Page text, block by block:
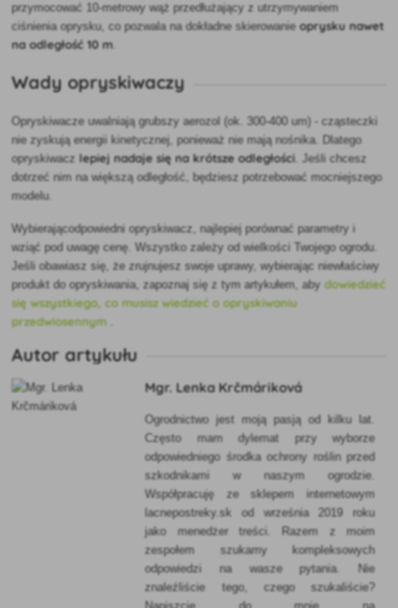
przymocować 10-metrowy wąż przedłużający z utrzymywaniem
ciśnienia oprysku, co pozwala na dokładne skierowanieoprysku nawet
na odległość 10 m.
Wady opryskiwaczy
Opryskiwacze uwalniają grubszy aerozol (ok. 300-400 um) - cząsteczki
nie zyskują energii kinetycznej, ponieważ nie mają nośnika. Dlatego
opryskiwaczlepiej nadaje się na krótsze odległości . Jeśli chcesz
dotrzeć nim na większą odległość, będziesz potrzebować mocniejszego
modelu.
Wybierającodpowiedni opryskiwacz, najlepiej porównać parametry i
wziąć pod uwagę cenę. Wszystko zależy od wielkości Twojego ogrodu.
Jeśli obawiasz się, że zrujnujesz swoje uprawy, wybierając niewłaściwy
produkt do opryskiwania, zapoznaj się z tym artykułem , aby dowiedzieć
się wszystkiego, co musisz wiedzieć oopryskiwaniu
przedwiosennym
Autor artykułu
Mgr. Lenka Krčmáriková
Ogrodnictwo jest moją pasją od kilku lat.
Często mam dylemat przy wyborze
odpowiedniego środka ochrony roślin przed
szkodnikami w naszym ogrodzie.
Współpracuję ze sklepem internetowym
lacnepostreky.sk od września 2019 roku
jako menedżer treści. Razem z moim
zespołem szukamy kompleksowych
odpowiedzi na wasze pytania. Nie
znaleźliście tego, czego szukaliście?